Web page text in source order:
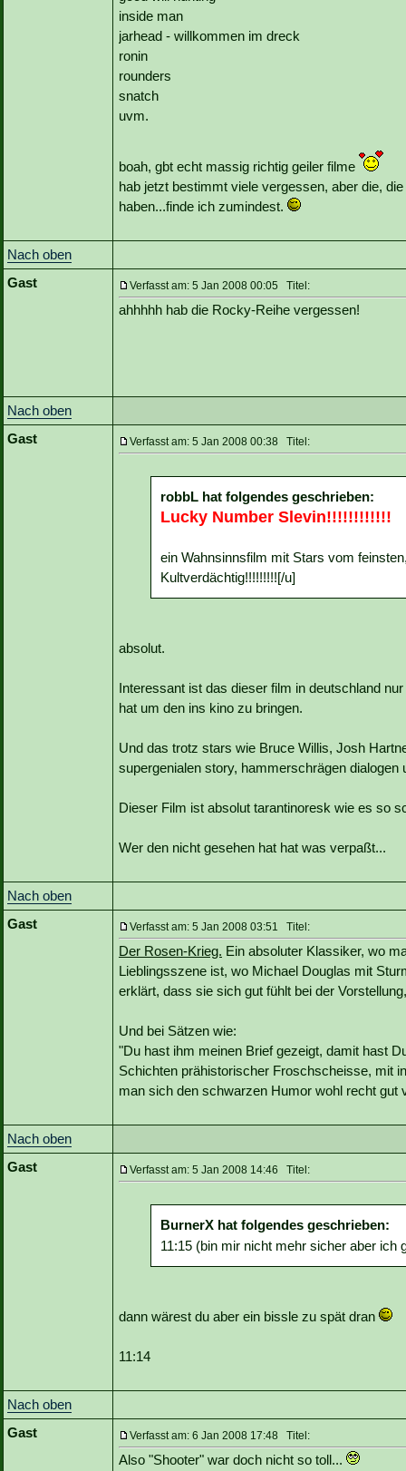
inside man
jarhead - willkommen im dreck
ronin
rounders
snatch
uvm.
boah, gbt echt massig richtig geiler filme
hab jetzt bestimmt viele vergessen, aber die,
haben...finde ich zumindest.
Nach oben
Gast
Verfasst am: 5 Jan 2008 00:05 Titel:
ahhhhh hab die Rocky-Reihe vergessen!
Nach oben
Gast
Verfasst am: 5 Jan 2008 00:38 Titel:
robbL hat folgendes geschrieben:
Lucky Number Slevin!!!!!!!!!!!!
ein Wahnsinnsfilm mit Stars vom
Kultverdächtig!!!!!!!!![/u]
absolut.
Interessant ist das dieser film in deutschland
hat um den ins kino zu bringen.
Und das trotz stars wie Bruce Willis, Josh
supergenialen story, hammerschrägen dialogen
Dieser Film ist absolut tarantinoresk wie es so
Wer den nicht gesehen hat hat was verpaßt...
Nach oben
Gast
Verfasst am: 5 Jan 2008 03:51 Titel:
Der Rosen-Krieg. Ein absoluter Klassiker, wo
Lieblingsszene ist, wo Michael Douglas mit
erklärt, dass sie sich gut fühlt bei der
Und bei Sätzen wie:
"Du hast ihm meinen Brief gezeigt, damit hast
Schichten prähistorischer Froschscheisse, mit
man sich den schwarzen Humor wohl recht gut
Nach oben
Gast
Verfasst am: 5 Jan 2008 14:46 Titel:
BurnerX hat folgendes geschrieben:
11:15 (bin mir nicht mehr sicher aber ich
dann wärest du aber ein bissle zu spät dran
11:14
Nach oben
Gast
Verfasst am: 6 Jan 2008 17:48 Titel:
Also "Shooter" war doch nicht so toll...